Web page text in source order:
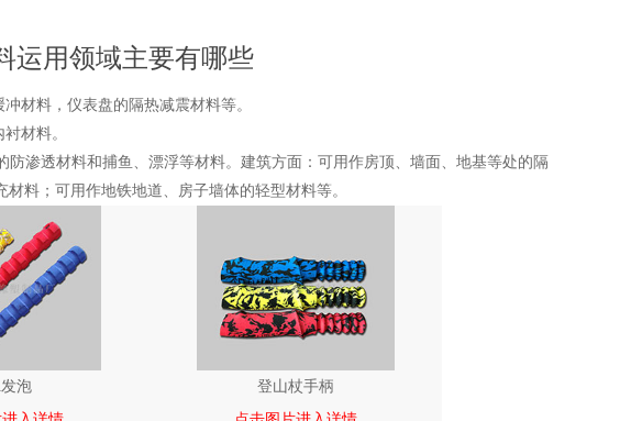
运用领域主要有哪些
材料，仪表盘的隔热减震材料等。
材料。
渗透材料和捕鱼、漂浮等材料。建筑方面：可用作房顶、墙面、地基等处的隔
料；可用作地铁地道、房子墙体的轻型材料等。
泡
登山杖手柄